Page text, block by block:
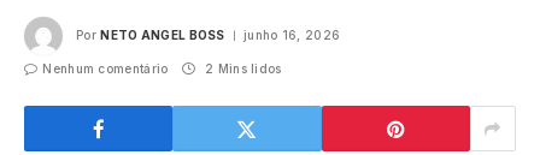
Por NETO ANGEL BOSS junho 16, 2026
Nenhum comentário 2 Mins lidos